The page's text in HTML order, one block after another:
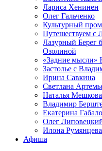
Лариса Хенинен
Олег Гальченко
Культурный
Путешествуем с
Лазурный Берег
Озолиной
«Задние
Застолье с
Ирина Савкина
Светлана
Наталья Мешкова
Владимир
Екатерина
Олег
Илона Румянцева
Афиша